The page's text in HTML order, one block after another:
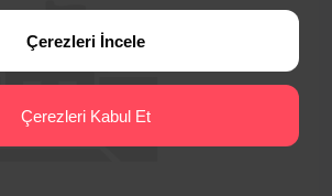
Çerezleri İncele
Çerezleri Kabul Et